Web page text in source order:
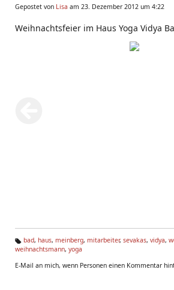
Gepostet von Lisa am 23. Dezember 2012 um 4:22
Weihnachtsfeier im Haus Yoga Vidya
Ta
s:
bad, haus, meinberg, mitarbeiter, sevakas, vidya,
weihnachtsmann, yoga
E-Mail an mich, wenn Personen einen Kommentar